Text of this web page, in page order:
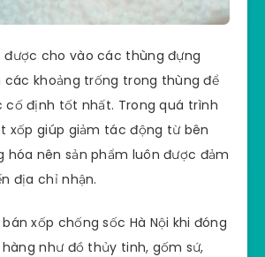
được cho vào các thùng đựng
các khoảng trống trong thùng để
cố định tốt nhất. Trong quá trình
xốp giúp giảm tác động từ bên
hóa nên sản phẩm luôn được đảm
địa chỉ nhận.
xốp chống sốc Hà Nội khi đóng
như đồ thủy tinh, gốm sứ,